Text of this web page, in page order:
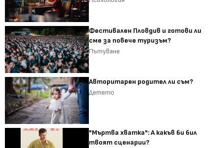
Фестивален Пловдив и готови ли
сме за повече туризъм?
Пътуване
Авторитарен родител ли съм?
Детето
"Мъртва хватка": А какъв би бил
твоят сценарии?